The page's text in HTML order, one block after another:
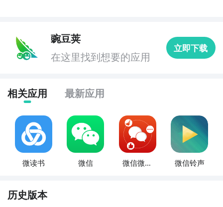
豌豆荚
在这里找到想要的应用
立即下载
相关应用 最新应用
微读书 微信
微信微粉
微信铃声
历史版本